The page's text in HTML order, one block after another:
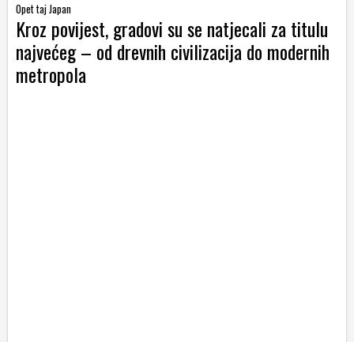
Opet taj Japan
Kroz povijest, gradovi su se natjecali za titulu
najvećeg – od drevnih civilizacija do modernih
metropola